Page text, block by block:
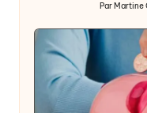
Publié
par
Par Martine